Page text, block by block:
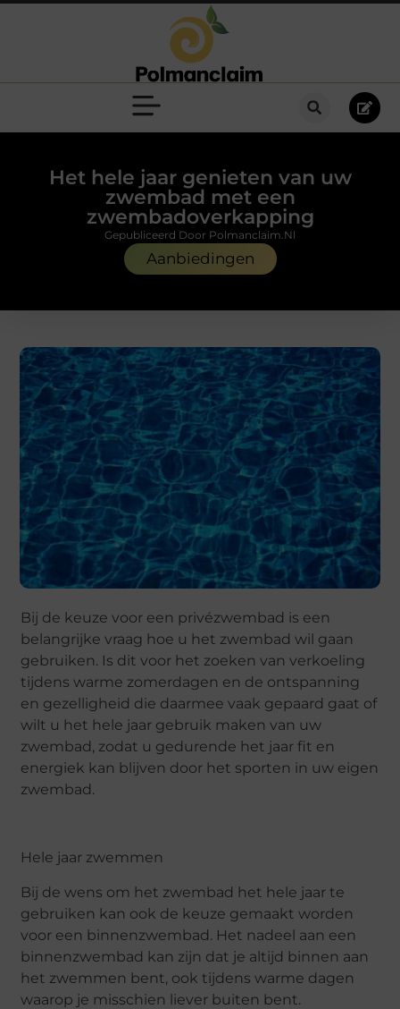
Het hele jaar genieten van uw
zwembad met een
zwembadoverkapping
Aanbiedingen
Gepubliceerd Door Polmanclaim.nl
Bij de keuze voor een privézwembad is een
belangrijke vraag hoe u het zwembad wil gaan
gebruiken. Is dit voor het zoeken van verkoeling
tijdens warme zomerdagen en de ontspanning
en gezelligheid die daarmee vaak gepaard gaat of
wilt u het hele jaar gebruik maken van uw
zwembad, zodat u gedurende het jaar fit en
energiek kan blijven door het sporten in uw eigen
zwembad.
Hele jaar zwemmen
Bij de wens om het zwembad het hele jaar te
gebruiken kan ook de keuze gemaakt worden
voor een binnenzwembad. Het nadeel aan een
binnenzwembad kan zijn dat je altijd binnen aan
het zwemmen bent, ook tijdens warme dagen
waarop je misschien liever buiten bent.